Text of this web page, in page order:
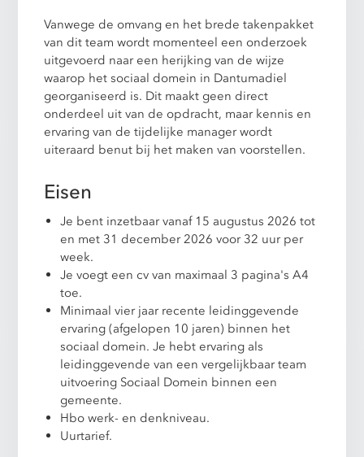
Vanwege de omvang en het brede takenpakket
van dit team wordt momenteel een onderzoek
uitgevoerd naar een herijking van de wijze
waarop het sociaal domein in Dantumadiel
georganiseerd is. Dit maakt geen direct
onderdeel uit van de opdracht, maar kennis en
ervaring van de tijdelijke manager wordt
uiteraard benut bij het maken van voorstellen.
Eisen
Je bent inzetbaar vanaf 15 augustus 2026 tot
en met 31 december 2026 voor 32 uur per
week.
Je voegt een cv van maximaal 3 pagina's A4
toe.
Minimaal vier jaar recente leidinggevende
ervaring (afgelopen 10 jaren) binnen het
sociaal domein. Je hebt ervaring als
leidinggevende van een vergelijkbaar team
uitvoering Sociaal Domein binnen een
gemeente.
Hbo werk- en denkniveau.
Uurtarief.